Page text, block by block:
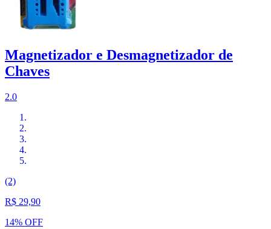
Magnetizador e Desmagnetizador de
Chaves
2.0
(2)
R$ 29,90
14% OFF